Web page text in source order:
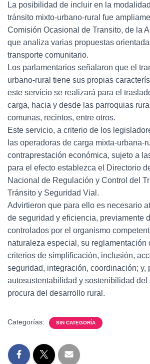
La posibilidad de incluir en la
tránsito mixto-urbano-rural fue
Comisión Ocasional de Transito, de la
que analiza varias propuestas
transporte comunitario.
Los parlamentarios señalaron que el
urbano-rural tiene sus propias
este servicio se realizará para el
carga, hacia y desde las parroquias
comunas, recintos, entre otros.
Este servicio, a criterio de los
las operadoras de carga mixta-urbana-
contraprestación económica, sujeto a
para el efecto establezca el Directorio
Nacional de Regulación y Control del
Tránsito y Seguridad Vial.
Advirtieron que para ello es necesario
de seguridad y eficiencia, previamente
controlados por el organismo
naturaleza especial, su reglamentación
criterios de simplificación, inclusión,
seguridad, integración, coordinación; y,
autosustentabilidad y sostenibilidad del
procura del desarrollo rural.
Categorías: SIN CATEGORÍA